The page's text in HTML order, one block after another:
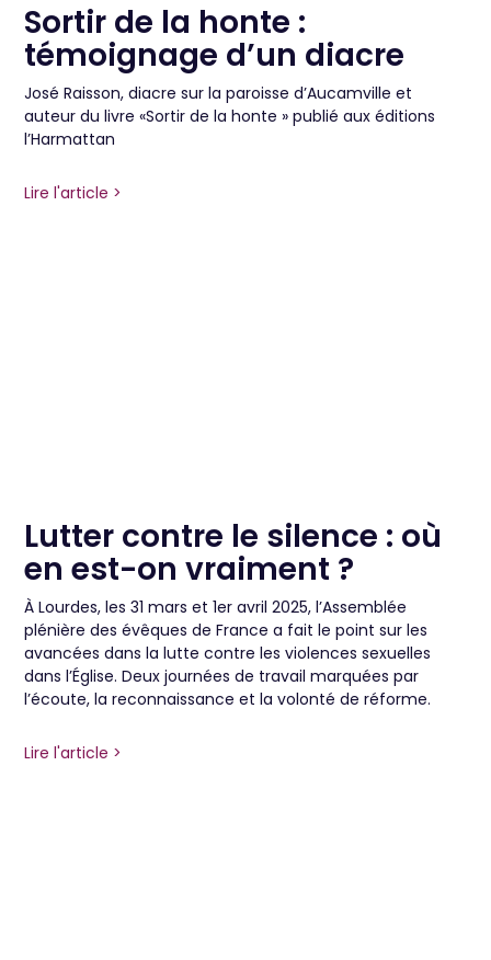
Sortir de la honte :
témoignage d’un diacre
José Raisson, diacre sur la paroisse d’Aucamville et
auteur du livre «Sortir de la honte » publié aux éditions
l’Harmattan
Lire l'article >
Lutter contre le silence : où
en est-on vraiment ?
À Lourdes, les 31 mars et 1er avril 2025, l’Assemblée
plénière des évêques de France a fait le point sur les
avancées dans la lutte contre les violences sexuelles
dans l’Église. Deux journées de travail marquées par
l’écoute, la reconnaissance et la volonté de réforme.
Lire l'article >